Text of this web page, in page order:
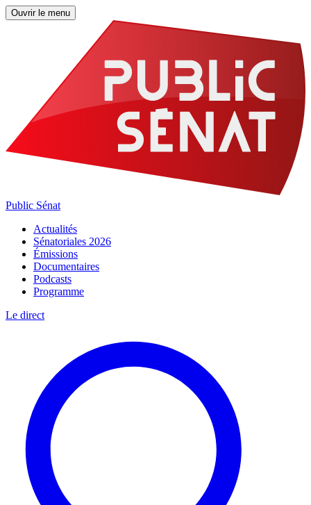
Ouvrir le menu
Public Sénat
Actualités
Sénatoriales 2026
Émissions
Documentaires
Podcasts
Programme
Le direct